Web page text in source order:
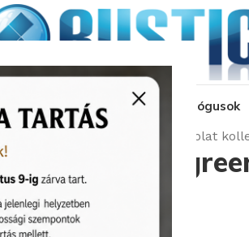
látványtervezés pályázat katalógusok
Cir City burkolat
City square